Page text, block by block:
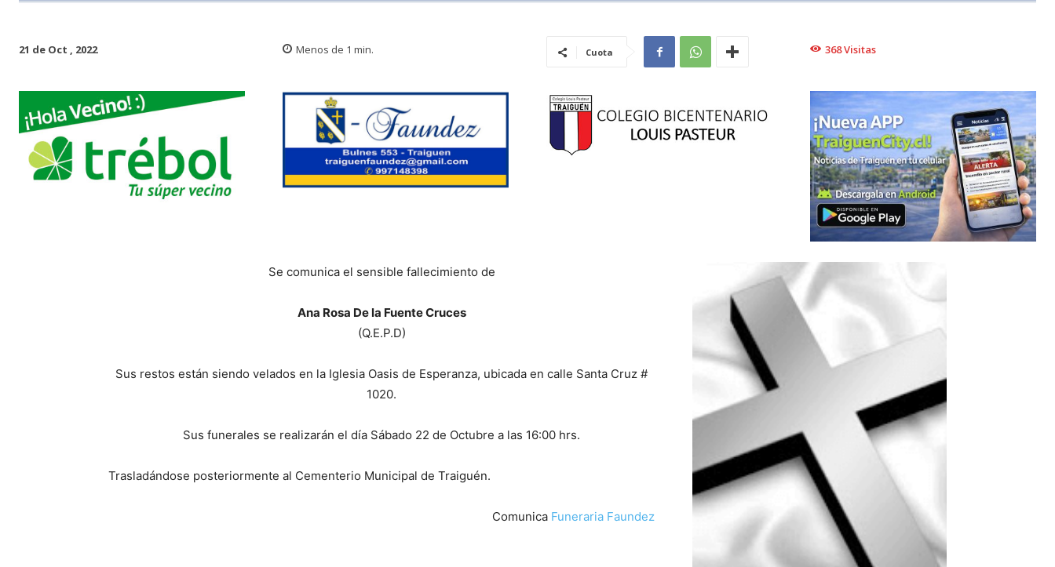
21 de Oct , 2022 Menos de 1 min. Cuota 368Visitas
Se comunica el sensible fallecimiento de
Ana Rosa De la Fuente Cruces
(Q.E.P.D)
Sus restos están siendo velados en la Iglesia Oasis de Esperanza, ubicada en calle Santa Cruz #
1020.
Sus funerales se realizarán el día Sábado 22 de Octubre a las 16:00 hrs.
Trasladándose posteriormente al Cementerio Municipal de Traiguén.
Comunica Funeraria Faundez